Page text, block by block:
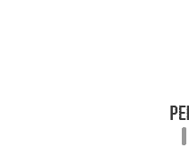
Руки в частном доме